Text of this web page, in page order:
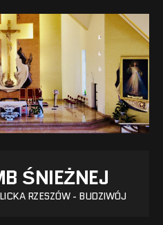
ŚNIEŻNEJ
RZESZÓW - BUDZIWÓJ